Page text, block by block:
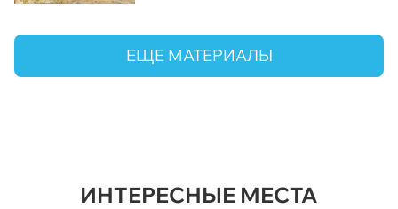
ЕЩЕ МАТЕРИАЛЫ
ИНТЕРЕСНЫЕ МЕСТА